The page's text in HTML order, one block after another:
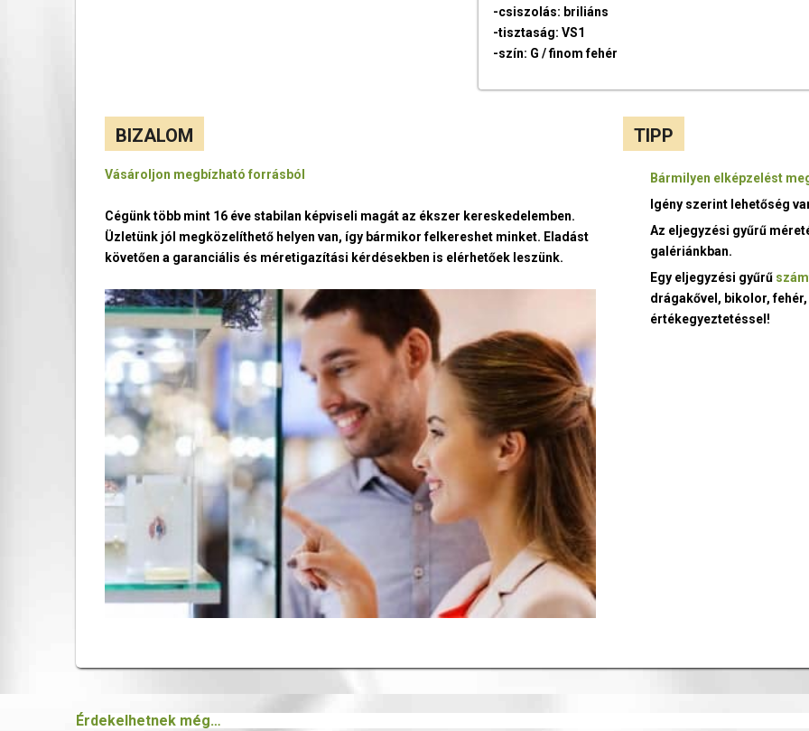
-csiszolás: briliáns
-tisztaság: VS1
-szín: G / finom fehér
BIZALOM
Vásároljon megbízható forrásból
Cégünk több mint 16 éve stabilan képviseli magát az ékszer kereskedelemben.
Üzletünk jól megközelíthető helyen van, így bármikor felkereshet minket. Eladást
követően a garanciális és méretigazítási kérdésekben is elérhetőek leszünk.
TIPP
Bármilyen elképzelést
Igény szerint lehetőség
Az eljegyzési gyűrű
galériánkban.
Egy eljegyzési gyűrű
drágakővel, bikolor,
értékegyeztetéssel!
Érdekelhetnek még…